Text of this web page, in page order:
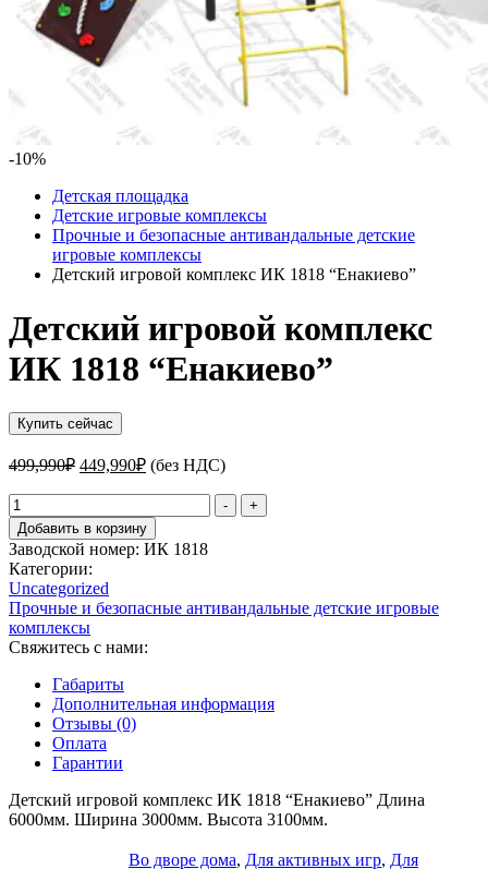
-10%
Детская площадка
Детские игровые комплексы
Прочные и безопасные антивандальные детские
игровые комплексы
Детский игровой комплекс ИК 1818 “Енакиево”
Детский игровой комплекс
ИК 1818 “Енакиево”
Купить сейчас
499,990₽ Первоначальная
составляла
499,990₽.
449,990₽Текущая
цена:
449,990₽.
(без НДС)
Количество
товара
Детский
игровой
комплекс
ИК
1818
"Енакиево"
-
+
Добавить в корзину
Заводской номер: ИК 1818
Категории:
Uncategorized
Прочные и безопасные антивандальные детские игровые
комплексы
Свяжитесь с нами:
Габариты
Дополнительная информация
Отзывы (0)
Оплата
Гарантии
Детский игровой комплекс ИК 1818 “Енакиево” Длина
6000мм. Ширина 3000мм. Высота 3100мм.
Во дворе дома, Для активных игр, Для